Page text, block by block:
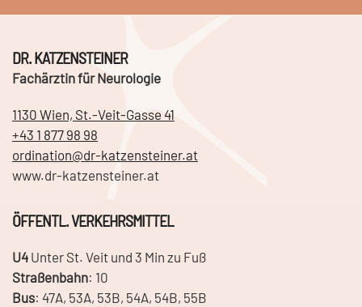
DR. KATZENSTEINER
Fachärztin für Neurologie
1130 Wien, St.-Veit-Gasse 41
+43 1 877 98 98
ordination@dr-katzensteiner.at
www.dr-katzensteiner.at
ÖFFENTL. VERKEHRSMITTEL
U4 Unter St. Veit und 3 Min zu Fuß
Straßenbahn: 10
Bus: 47A, 53A, 53B, 54A, 54B, 55B